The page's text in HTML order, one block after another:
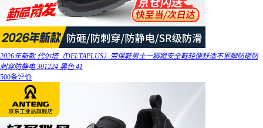
2026年新款 代尔塔（DELTAPLUS）劳保鞋男士一脚蹬安全鞋轻便舒适不累脚防砸防
刺穿防静电 301224 黑色 41
500条评价